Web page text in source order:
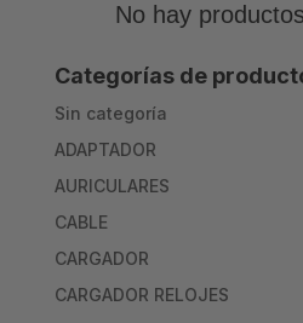
No hay
Categorías de
Sin categoría
ADAPTADOR
AURICULARES
CABLE
CARGADOR
CARGADOR RELOJES